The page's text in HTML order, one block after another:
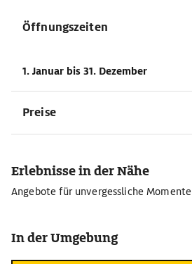
Öffnungszeiten
1. Januar bis 31. Dezember
Preise
Erlebnisse in der Nähe
Angebote für unvergessliche Momente
In der Umgebung